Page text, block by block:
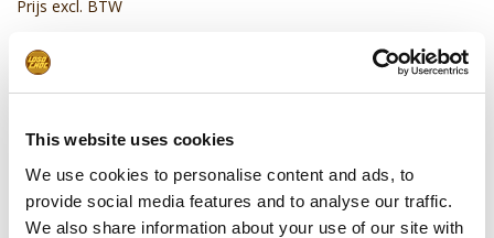
This website uses cookies
We use cookies to personalise content and ads, to
provide social media features and to analyse our traffic.
We also share information about your use of our site with
Prijs excl. BTW
Upload uw logo/design
Leverdatum